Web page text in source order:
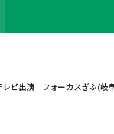
レビ出演｜フォーカスぎふ(岐